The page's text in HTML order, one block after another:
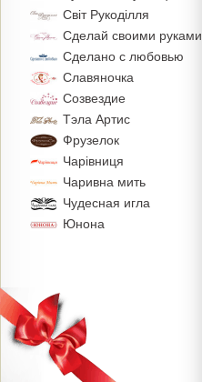
Свiт Рукодiлля
Сделай своими руками
Сделано с любовью
Славяночка
Созвездие
Тэла Артис
Фрузелок
Чарiвниця
Чаривна мить
Чудесная игла
Юнона